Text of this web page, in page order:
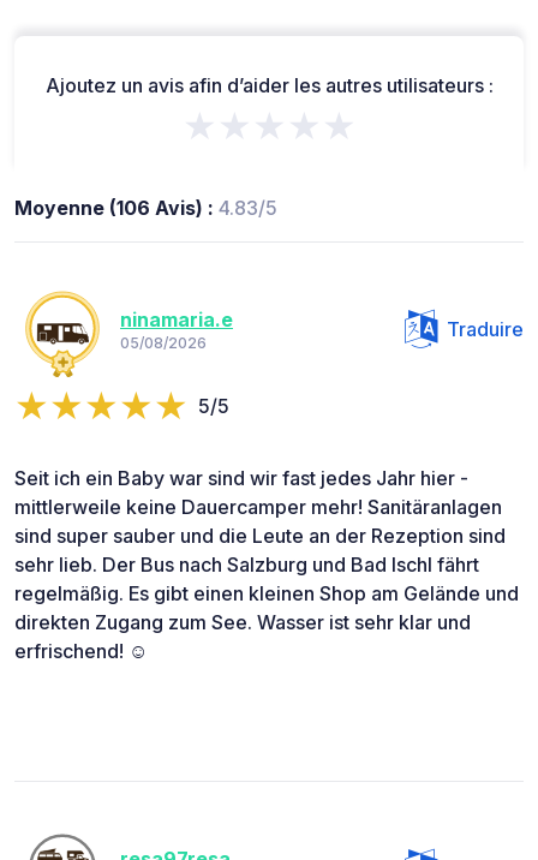
Ajoutez un avis afin d’aider les autres utilisateurs :
★★★★★
Moyenne (106 Avis) : 4.83/5
ninamaria.e
05/08/2026
Traduire
5/5
Seit ich ein Baby war sind wir fast jedes Jahr hier -
mittlerweile keine Dauercamper mehr! Sanitäranlagen
sind super sauber und die Leute an der Rezeption sind
sehr lieb. Der Bus nach Salzburg und Bad Ischl fährt
regelmäßig. Es gibt einen kleinen Shop am Gelände und
direkten Zugang zum See. Wasser ist sehr klar und
erfrischend! ☺️